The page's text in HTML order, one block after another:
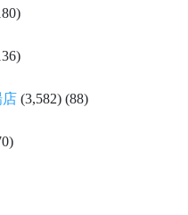
店 (3,582) (88)